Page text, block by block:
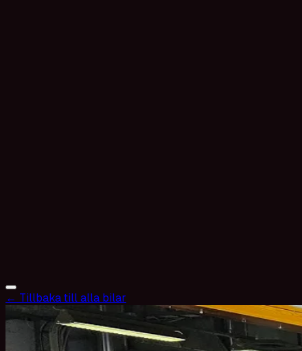
← Tillbaka till alla bilar